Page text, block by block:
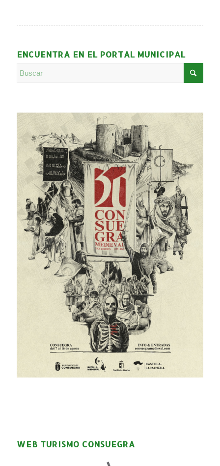
ENCUENTRA EN EL PORTAL MUNICIPAL
WEB TURISMO CONSUEGRA